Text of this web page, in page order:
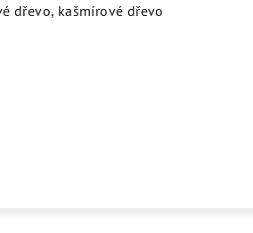
dřevo, kašmírové dřevo